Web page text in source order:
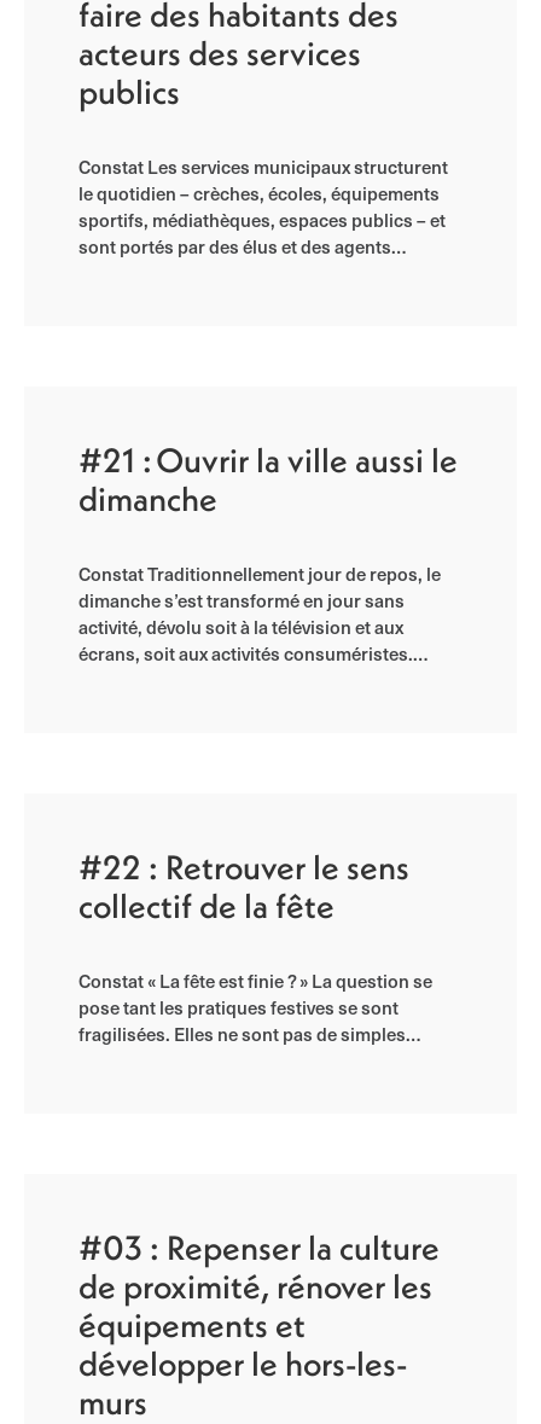
faire des habitants des
acteurs des services
publics
Constat Les services municipaux structurent
le quotidien – crèches, écoles, équipements
sportifs, médiathèques, espaces publics – et
sont portés par des élus et des agents…
#21 : Ouvrir la ville aussi le
dimanche
Constat Traditionnellement jour de repos, le
dimanche s’est transformé en jour sans
activité, dévolu soit à la télévision et aux
écrans, soit aux activités consuméristes.…
#22 : Retrouver le sens
collectif de la fête
Constat « La fête est finie ? » La question se
pose tant les pratiques festives se sont
fragilisées. Elles ne sont pas de simples…
#03 : Repenser la culture
de proximité, rénover les
équipements et
développer le hors-les-
murs